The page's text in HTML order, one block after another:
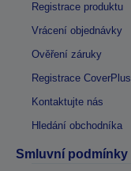
Registrace produktu
Vrácení objednávky
Ověření záruky
Registrace CoverPlus
Kontaktujte nás
Hledání obchodníka
Smluvní podmínky